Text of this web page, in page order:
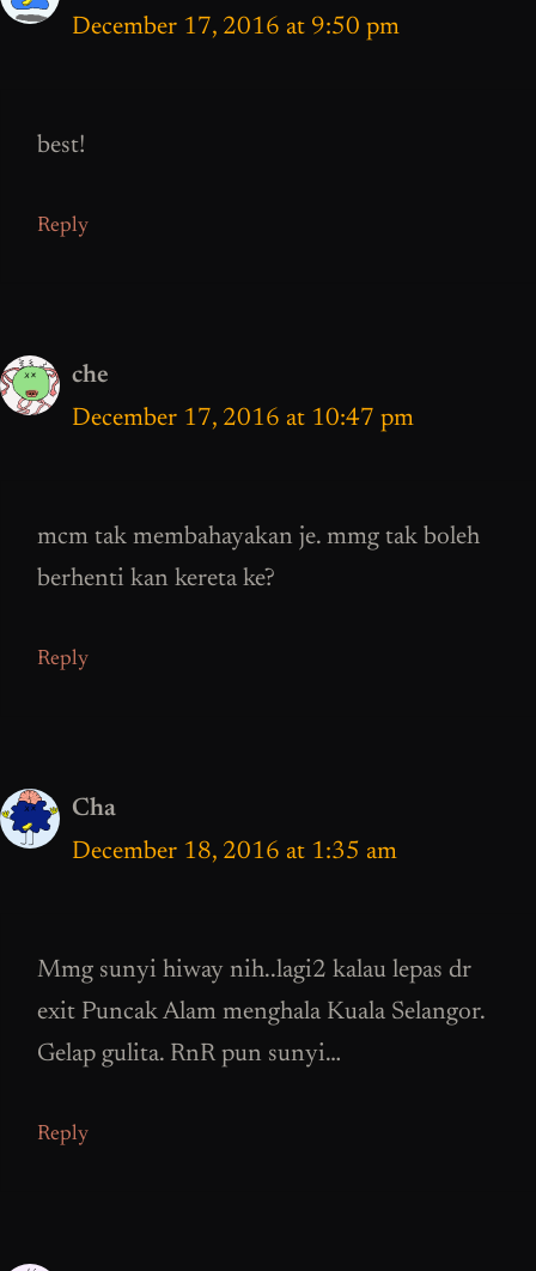
December 17, 2016 at 9:50 pm
best!
Reply
che
December 17, 2016 at 10:47 pm
mcm tak membahayakan je. mmg tak boleh
berhenti kan kereta ke?
Reply
Cha
December 18, 2016 at 1:35 am
Mmg sunyi hiway nih..lagi2 kalau lepas dr
exit Puncak Alam menghala Kuala Selangor.
Gelap gulita. RnR pun sunyi…
Reply